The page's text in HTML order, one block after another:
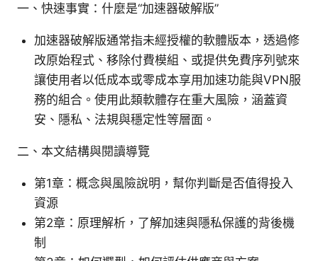
一、快速事實：什麼是“加速器破解版”
加速器破解版通常指未經授權的軟體版本，透過修
改原始程式、移除付費模組、或提供免費序列號來
讓使用者以低成本或零成本享用加速功能與VPN服
務的組合。使用此類軟體存在重大風險，涵蓋資
安、隱私、法規與穩定性等層面。
二、本文結構與閱讀導覽
第1章：概念與風險說明，幫你判斷是否值得投入
資源
第2章：原理解析，了解加速與隱私保護的背後機
制